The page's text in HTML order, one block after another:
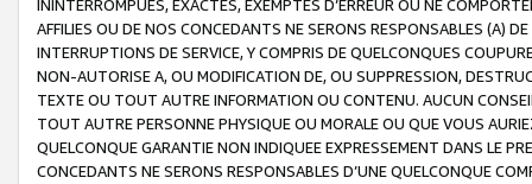
ININTERROMPUES, EXACTES, EXEMPTES D’ERREUR OU NE
AFFILIES OU DE NOS CONCEDANTS NE SERONS RESPONSABLES (A)
INTERRUPTIONS DE SERVICE, Y COMPRIS DE QUELCONQUES
NON-AUTORISE A, OU MODIFICATION DE, OU SUPPRESSION,
TEXTE OU TOUT AUTRE INFORMATION OU CONTENU. AUCUN
TOUT AUTRE PERSONNE PHYSIQUE OU MORALE OU QUE VOUS
QUELCONQUE GARANTIE NON INDIQUEE EXPRESSEMENT DANS LE
CONCEDANTS NE SERONS RESPONSABLES D’UNE QUELCONQUE